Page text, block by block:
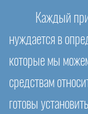
Каждый
нуждается в
которые мы
средствам
готовы